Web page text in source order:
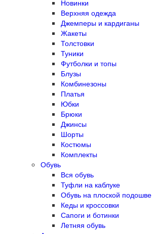
Новинки
Верхняя одежда
Джемперы и кардиганы
Жакеты
Толстовки
Туники
Футболки и топы
Блузы
Комбинезоны
Платья
Юбки
Брюки
Джинсы
Шорты
Костюмы
Комплекты
Обувь
Вся обувь
Туфли на каблуке
Обувь на плоской подошве
Кеды и кроссовки
Сапоги и ботинки
Летняя обувь